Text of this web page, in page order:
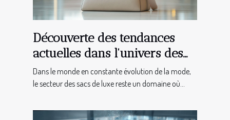
Découverte des tendances
actuelles dans l'univers des
sacs de luxe
Dans le monde en constante évolution de la mode,
le secteur des sacs de luxe reste un domaine où...